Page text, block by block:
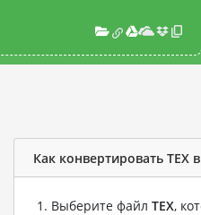
Как конвертировать TEX
Выберите файл TEX,